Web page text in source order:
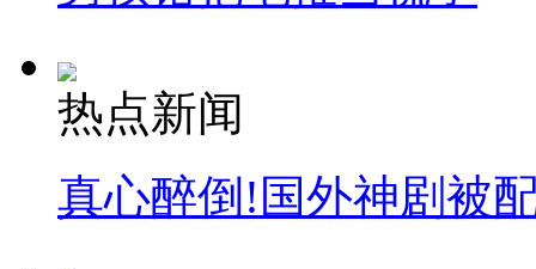
热点新闻
真心醉倒!国外神剧被